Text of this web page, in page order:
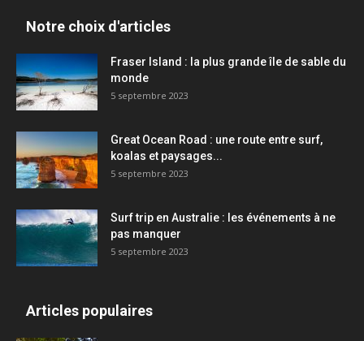
Notre choix d'articles
Fraser Island : la plus grande île de sable du
monde
5 septembre 2023
Great Ocean Road : une route entre surf,
koalas et paysages...
5 septembre 2023
Surf trip en Australie : les événements à ne
pas manquer
5 septembre 2023
Articles populaires